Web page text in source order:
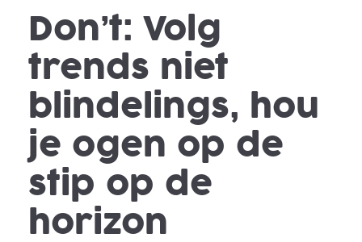
Don’t: Volg
trends niet
blindelings, hou
je ogen op de
stip op de
horizon